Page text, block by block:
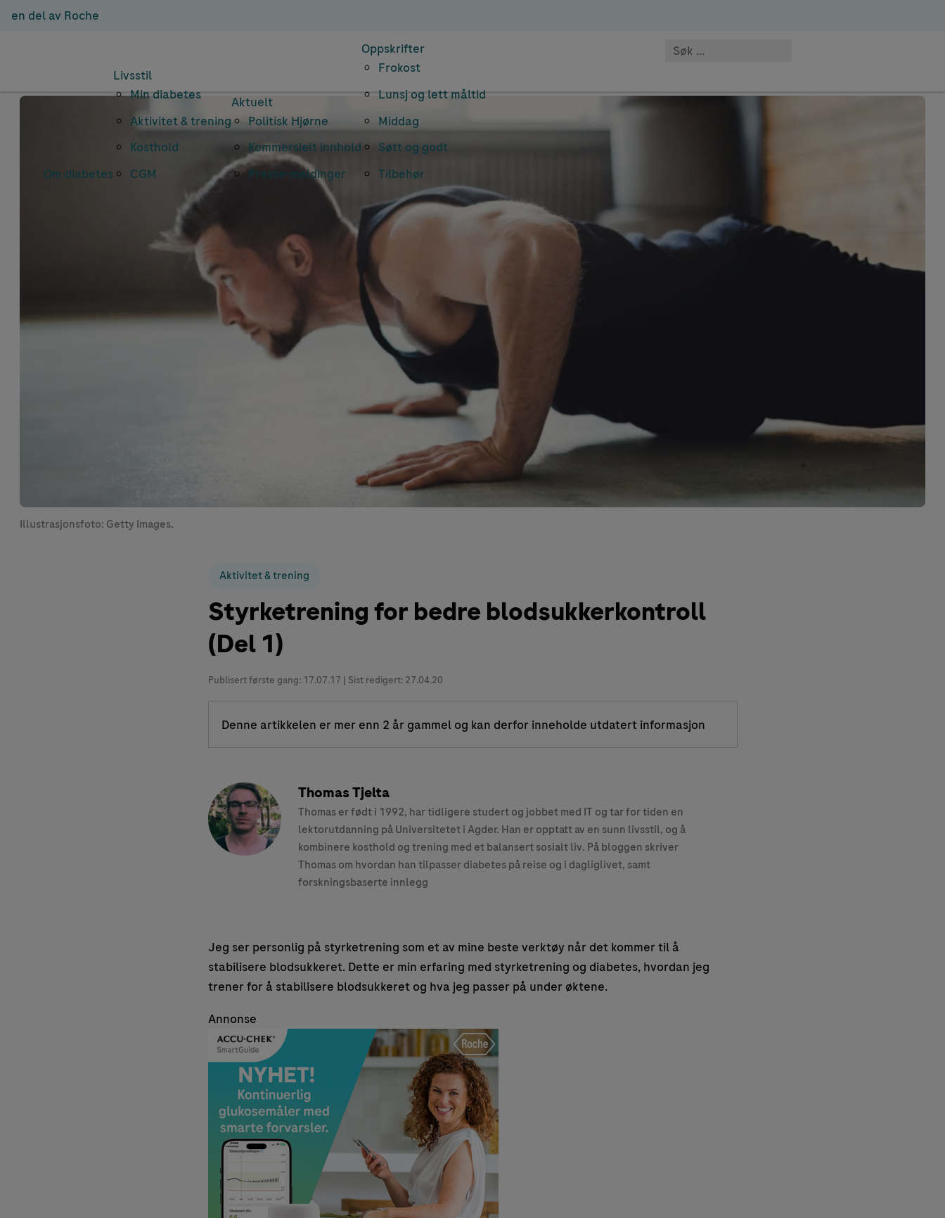
en del av Roche
Om diabetes
Livsstil
Min diabetes
Aktivitet & trening
Kosthold
CGM
Aktuelt
Politisk Hjørne
Kommersielt innhold
Presse-meldinger
Oppskrifter
Frokost
Lunsj og lett måltid
Middag
Søtt og godt
Tilbehør
Illustrasjonsfoto: Getty Images.
Aktivitet & trening
Styrketrening for bedre blodsukkerkontroll
(Del 1)
Publisert første gang: 17.07.17 | Sist redigert: 27.04.20
Denne artikkelen er mer enn 2 år gammel og kan derfor inneholde utdatert informasjon
Thomas Tjelta
Thomas er født i 1992, har tidligere studert og jobbet med IT og tar for tiden en
lektorutdanning på Universitetet i Agder. Han er opptatt av en sunn livsstil, og å
kombinere kosthold og trening med et balansert sosialt liv. På bloggen skriver
Thomas om hvordan han tilpasser diabetes på reise og i dagliglivet, samt
forskningsbaserte innlegg
Jeg ser personlig på styrketrening som et av mine beste verktøy når det kommer til å
stabilisere blodsukkeret. Dette er min erfaring med styrketrening og diabetes, hvordan jeg
trener for å stabilisere blodsukkeret og hva jeg passer på under øktene.
Annonse